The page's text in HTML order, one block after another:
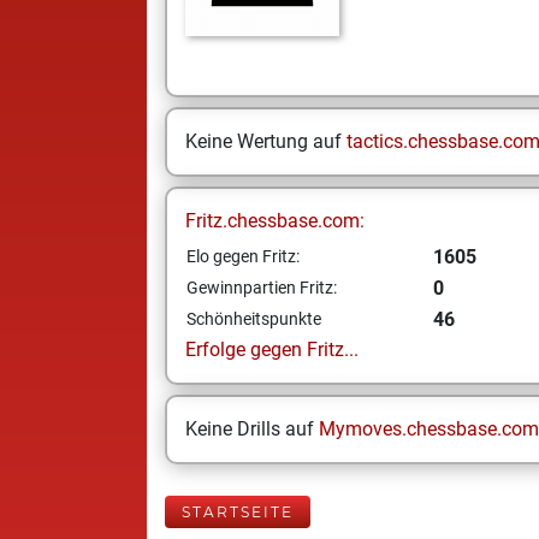
Keine Wertung auf tactics.chessbase.com
Fritz.chessbase.com:
Elo gegen Fritz: 1605
Gewinnpartien Fritz: 0
Schönheitspunkte
46
Erfolge gegen Fritz...
Keine Drills auf Mymoves.chessbase.com
STARTSEITE